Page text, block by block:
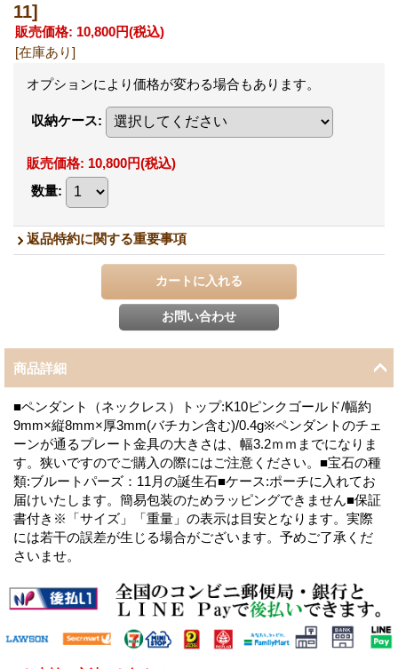
11]
販売価格: 10,800円(税込)
[在庫あり]
オプションにより価格が変わる場合もあります。
収納ケース:
販売価格: 10,800円(税込)
数量:
返品特約に関する重要事項
商品詳細
■ペンダント（ネックレス）トップ:K10ピンクゴールド/幅約
9mm×縦8mm×厚3mm(バチカン含む)/0.4g※ペンダントのチェ
ーンが通るプレート金具の大きさは、幅3.2ｍｍまでになりま
す。狭いですのでご購入の際にはご注意ください。■宝石の種
類:ブルートパーズ：11月の誕生石■ケース:ポーチに入れてお
届けいたします。簡易包装のためラッピングできません■保証
書付き※「サイズ」「重量」の表示は目安となります。実際
には若干の誤差が生じる場合がございます。予めご了承くだ
さいませ。